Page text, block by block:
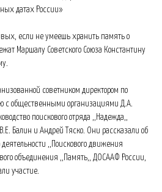
датах России»
если не умеешь хранить память о
Маршалу Советского Союза Константину
советником директором по
с общественными организациями Д.А.
поискового отряда ,,Надежда,,
Балин и Андрей Тяско. Они рассказали об
,,Поискового движения
объединения ,,Память,, ДОСААФ России,
участие.